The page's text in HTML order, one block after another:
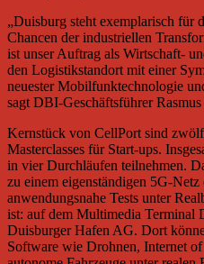
„Duisburg steht exemplarisch für
Chancen der industriellen
ist unser Auftrag als Wirtschaft-
den Logistikstandort mit einer
neuester Mobilfunktechnologie
sagt DBI-Geschäftsführer
Kernstück von CellPort sind
Masterclasses für Start-ups.
in vier Durchläufen teilnehmen.
zu einem eigenständigen 5G-
anwendungsnahe Tests unter
ist: auf dem Multimedia Terminal
Duisburger Hafen AG. Dort
Software wie Drohnen, Internet